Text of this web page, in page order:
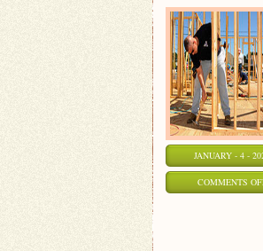
JANUARY - 4 -
COMMENTS